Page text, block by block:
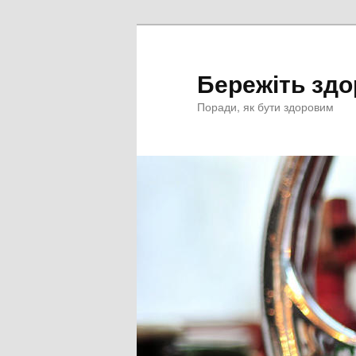
Бережіть
Поради, як бути здоровим